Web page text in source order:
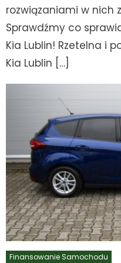
rozwiązaniami w nich
Sprawdźmy co
Kia Lublin! Rzetelna i
Kia Lublin […]
Finansowanie Samochodu